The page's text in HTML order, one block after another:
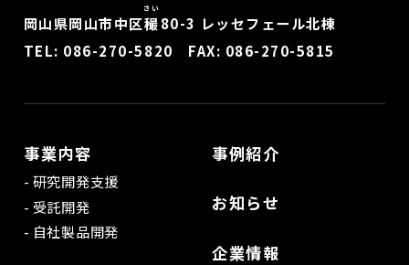
岡山県岡山市中区穝
さい
80-3 レッセフェール北棟
TEL: 086-270-5820 FAX: 086-270-5815
事業内容
研究開発支援
受託開発
自社製品開発
事例紹介
お知らせ
企業情報